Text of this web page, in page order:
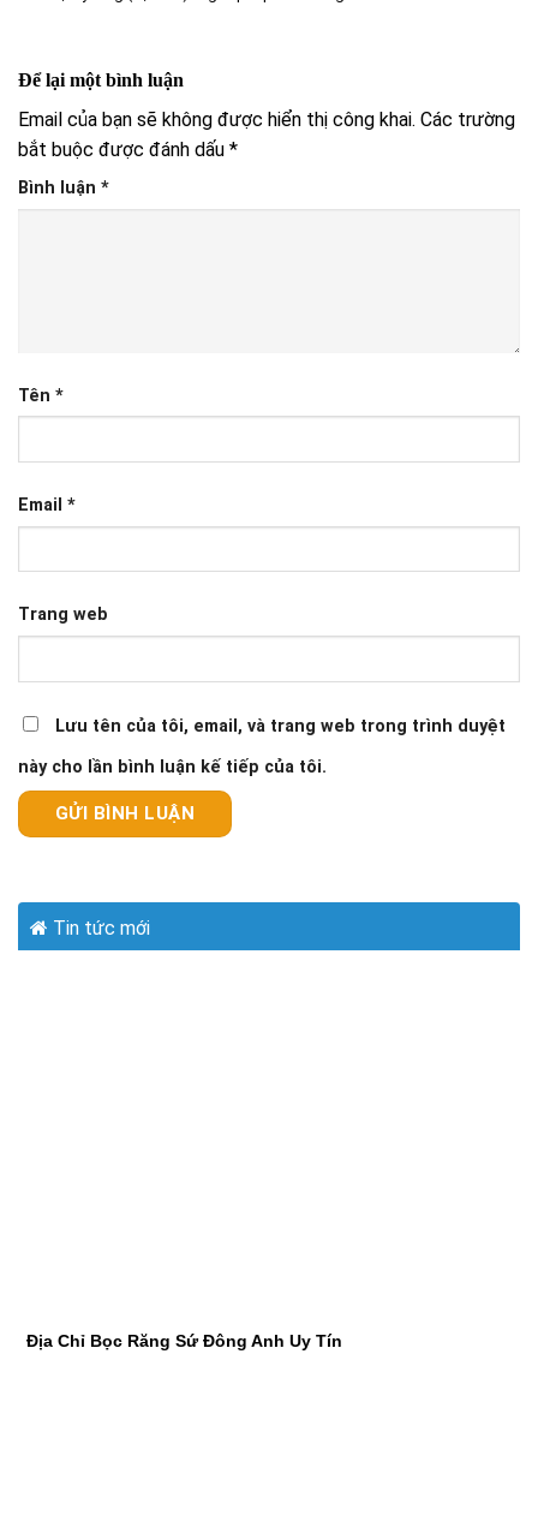
Để lại một bình luận
Email của bạn sẽ không được hiển thị công khai. Các trường
bắt buộc được đánh dấu *
Bình luận *
Tên *
Email *
Trang web
Lưu tên của tôi, email, và trang web trong trình duyệt
này cho lần bình luận kế tiếp của tôi.
Tin tức mới
Địa Chỉ Bọc Răng Sứ Đông Anh Uy Tín